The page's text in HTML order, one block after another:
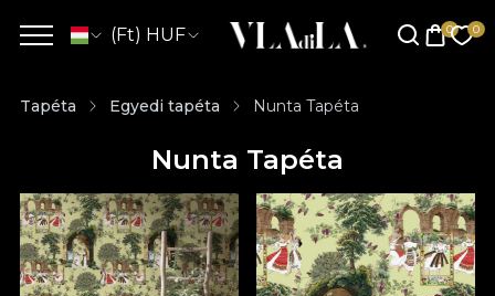
(Ft) HUF
Tapéta Egyedi tapéta Nunta Tapéta
Nunta Tapéta